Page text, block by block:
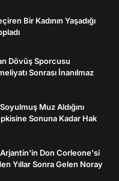
Bir Kadının Yaşadığı
Dövüş Sporcusu
Sonrası İnanılmaz
Muz Aldığını
Sonuna Kadar Hak
Arjantin'in Don Corleone'si
Yıllar Sonra Gelen Noray